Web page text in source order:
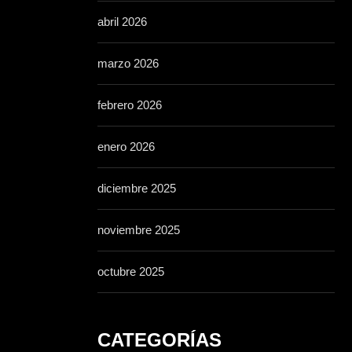
abril 2026
marzo 2026
febrero 2026
enero 2026
diciembre 2025
noviembre 2025
octubre 2025
CATEGORÍAS